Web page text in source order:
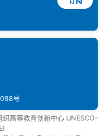
号
高等教育创新中心 UNESCO-